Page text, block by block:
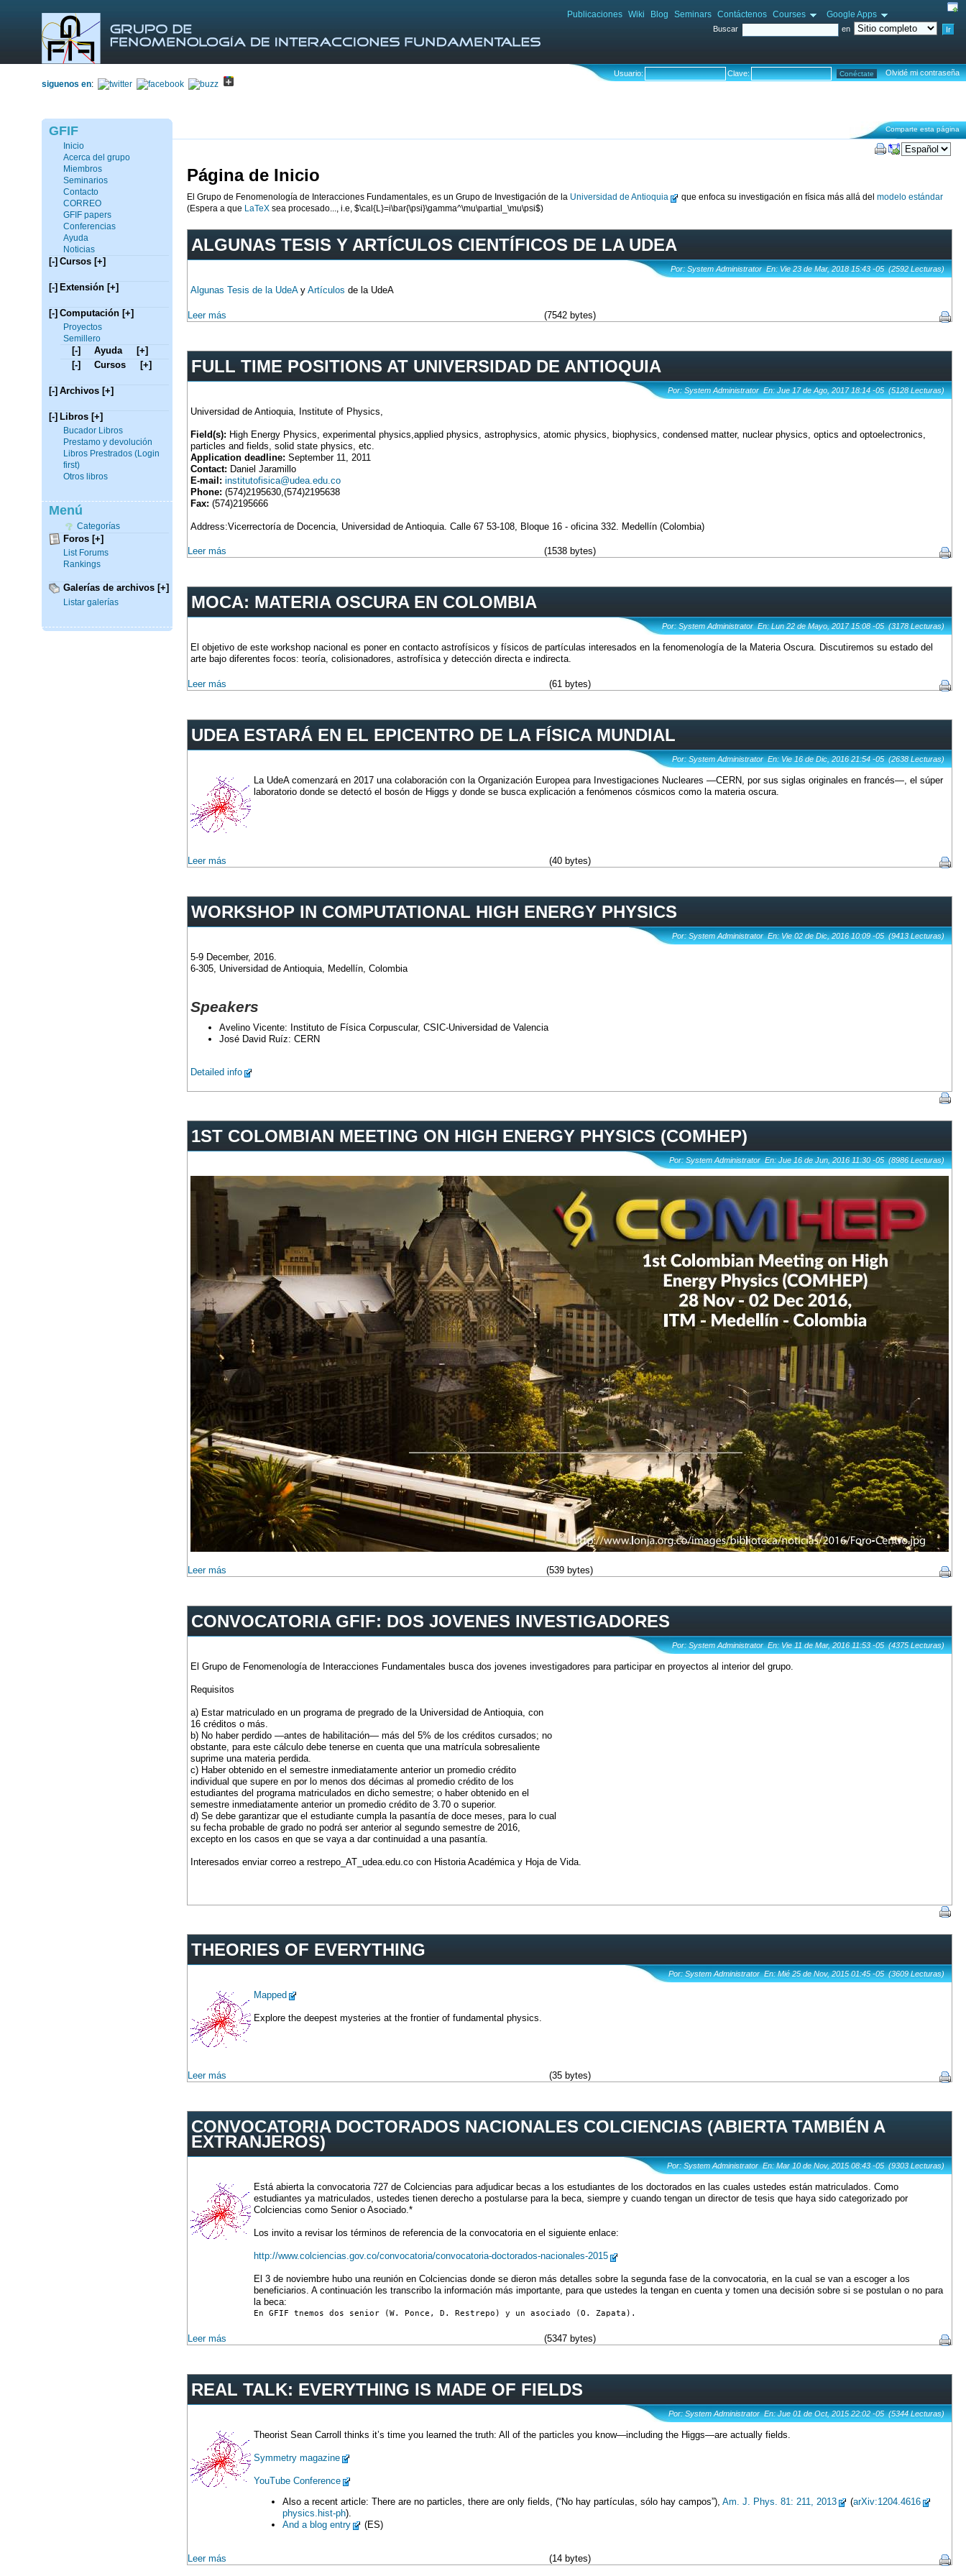
Buscar en
Publicaciones Wiki Blog Seminars Contáctenos Courses Google Apps
Usuario: Clave: Olvidé mi contraseña
siguenos en:
Comparte esta página
Página de Inicio
El Grupo de Fenomenología de Interacciones Fundamentales, es un Grupo de Investigación de la Universidad de Antioquia que enfoca su investigación en física más allá del modelo estándar
(Espera a que LaTeX sea procesado..., i.e, $\cal{L}=i\bar{\psi}\gamma^\mu\partial_\mu\psi$)
ALGUNAS TESIS Y ARTÍCULOS CIENTÍFICOS DE LA UDEA
Por: System Administrator En: Vie 23 de Mar, 2018 15:43 -05 (2592 Lecturas)
Algunas Tesis de la UdeAy Artículos de la UdeA
Leer más (7542 bytes)
FULL TIME POSITIONS AT UNIVERSIDAD DE ANTIOQUIA
Por: System Administrator En: Jue 17 de Ago, 2017 18:14 -05 (5128 Lecturas)
Universidad de Antioquia, Institute of Physics,
Field(s): High Energy Physics, experimental physics,applied physics, astrophysics, atomic physics, biophysics, condensed matter, nuclear physics, optics and optoelectronics,
particles and fields, solid state physics, etc.
Application deadline: September 11, 2011
Contact: Daniel Jaramillo
E-mail: institutofisica@udea.edu.co
Phone: (574)2195630,(574)2195638
Fax: (574)2195666
Address:Vicerrectoría de Docencia, Universidad de Antioquia. Calle 67 53-108, Bloque 16 - oficina 332. Medellín (Colombia)
Leer más (1538 bytes)
MOCA: MATERIA OSCURA EN COLOMBIA
Por: System Administrator En: Lun 22 de Mayo, 2017 15:08 -05 (3178 Lecturas)
El objetivo de este workshop nacional es poner en contacto astrofísicos y físicos de partículas interesados en la fenomenología de la Materia Oscura. Discutiremos su estado del
arte bajo diferentes focos: teoría, colisionadores, astrofísica y detección directa e indirecta.
Leer más (61 bytes)
UDEA ESTARÁ EN EL EPICENTRO DE LA FÍSICA MUNDIAL
Por: System Administrator En: Vie 16 de Dic, 2016 21:54 -05 (2638 Lecturas)
La UdeA comenzará en 2017 una colaboración con la Organización Europea para Investigaciones Nucleares —CERN, por sus siglas originales en francés—, el súper
laboratorio donde se detectó el bosón de Higgs y donde se busca explicación a fenómenos cósmicos como la materia oscura.
Leer más (40 bytes)
WORKSHOP IN COMPUTATIONAL HIGH ENERGY PHYSICS
Por: System Administrator En: Vie 02 de Dic, 2016 10:09 -05 (9413 Lecturas)
5-9 December, 2016.
6-305, Universidad de Antioquia, Medellín, Colombia
Speakers
Avelino Vicente: Instituto de Física Corpuscular, CSIC-Universidad de Valencia
José David Ruíz: CERN
Detailed info
1ST COLOMBIAN MEETING ON HIGH ENERGY PHYSICS (COMHEP)
Por: System Administrator En: Jue 16 de Jun, 2016 11:30 -05 (8986 Lecturas)
Leer más (539 bytes)
CONVOCATORIA GFIF: DOS JOVENES INVESTIGADORES
Por: System Administrator En: Vie 11 de Mar, 2016 11:53 -05 (4375 Lecturas)
El Grupo de Fenomenología de Interacciones Fundamentales busca dos jovenes investigadores para participar en proyectos al interior del grupo.
Requisitos
a) Estar matriculado en un programa de pregrado de la Universidad de Antioquia, con
16 créditos o más.
b) No haber perdido —antes de habilitación— más del 5% de los créditos cursados; no
obstante, para este cálculo debe tenerse en cuenta que una matrícula sobresaliente
suprime una materia perdida.
c) Haber obtenido en el semestre inmediatamente anterior un promedio crédito
individual que supere en por lo menos dos décimas al promedio crédito de los
estudiantes del programa matriculados en dicho semestre; o haber obtenido en el
semestre inmediatamente anterior un promedio crédito de 3.70 o superior.
d) Se debe garantizar que el estudiante cumpla la pasantía de doce meses, para lo cual
su fecha probable de grado no podrá ser anterior al segundo semestre de 2016,
excepto en los casos en que se vaya a dar continuidad a una pasantía.
Interesados enviar correo a restrepo_AT_udea.edu.co con Historia Académica y Hoja de Vida.
THEORIES OF EVERYTHING
Por: System Administrator En: Mié 25 de Nov, 2015 01:45 -05 (3609 Lecturas)
Mapped
Explore the deepest mysteries at the frontier of fundamental physics.
Leer más (35 bytes)
CONVOCATORIA DOCTORADOS NACIONALES COLCIENCIAS (ABIERTA TAMBIÉN A
EXTRANJEROS)
Por: System Administrator En: Mar 10 de Nov, 2015 08:43 -05 (9303 Lecturas)
Está abierta la convocatoria 727 de Colciencias para adjudicar becas a los estudiantes de los doctorados en las cuales ustedes están matriculados. Como
estudiantes ya matriculados, ustedes tienen derecho a postularse para la beca, siempre y cuando tengan un director de tesis que haya sido categorizado por
Colciencias como Senior o Asociado.*
Los invito a revisar los términos de referencia de la convocatoria en el siguiente enlace:
http://www.colciencias.gov.co/convocatoria/convocatoria-doctorados-nacionales-2015
El 3 de noviembre hubo una reunión en Colciencias donde se dieron más detalles sobre la segunda fase de la convocatoria, en la cual se van a escoger a los
beneficiarios. A continuación les transcribo la información más importante, para que ustedes la tengan en cuenta y tomen una decisión sobre si se postulan o no para
la beca:
En GFIF tnemos dos senior (W. Ponce, D. Restrepo) y un asociado (O. Zapata).
Leer más (5347 bytes)
REAL TALK: EVERYTHING IS MADE OF FIELDS
Por: System Administrator En: Jue 01 de Oct, 2015 22:02 -05 (5344 Lecturas)
Theorist Sean Carroll thinks it’s time you learned the truth: All of the particles you know—including the Higgs—are actually fields.
Symmetry magazine
YouTube Conference
Also a recent article: There are no particles, there are only fields, (“No hay partículas, sólo hay campos”), Am. J. Phys. 81: 211, 2013 (arXiv:1204.4616
physics.hist-ph).
And a blog entry
(ES)
Leer más (14 bytes)
GFIF
Inicio
Acerca del grupo
Miembros
Seminarios
Contacto
CORREO
GFIF papers
Conferencias
Ayuda
Noticias
[-] Cursos [+]
[-] Extensión [+]
[-] Computación [+]
Proyectos
Semillero
[-] Ayuda
[+]
[-]
Cursos [+]
[-] Archivos [+]
[-] Libros [+]
Bucador Libros
Prestamo y devolución
Libros Prestrados (Login
first)
Otros libros
Menú
Categorías
Foros [+]
List Forums
Rankings
Galerías de archivos [+]
Listar galerías